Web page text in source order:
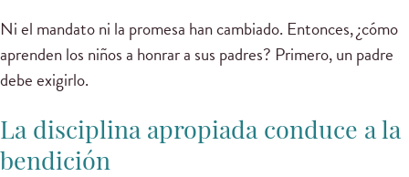
Ni el mandato ni la promesa han cambiado. Entonces, ¿cómo
aprenden los niños a honrar a sus padres? Primero, un padre
debe exigirlo.
La disciplina apropiada conduce a la
bendición